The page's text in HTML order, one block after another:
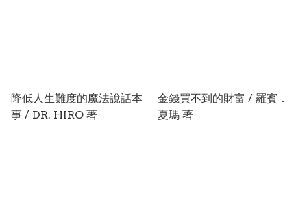
降低人生難度的魔法說話本
事 / DR. HIRO 著
金錢買不到的財富 / 羅賓．
夏瑪 著